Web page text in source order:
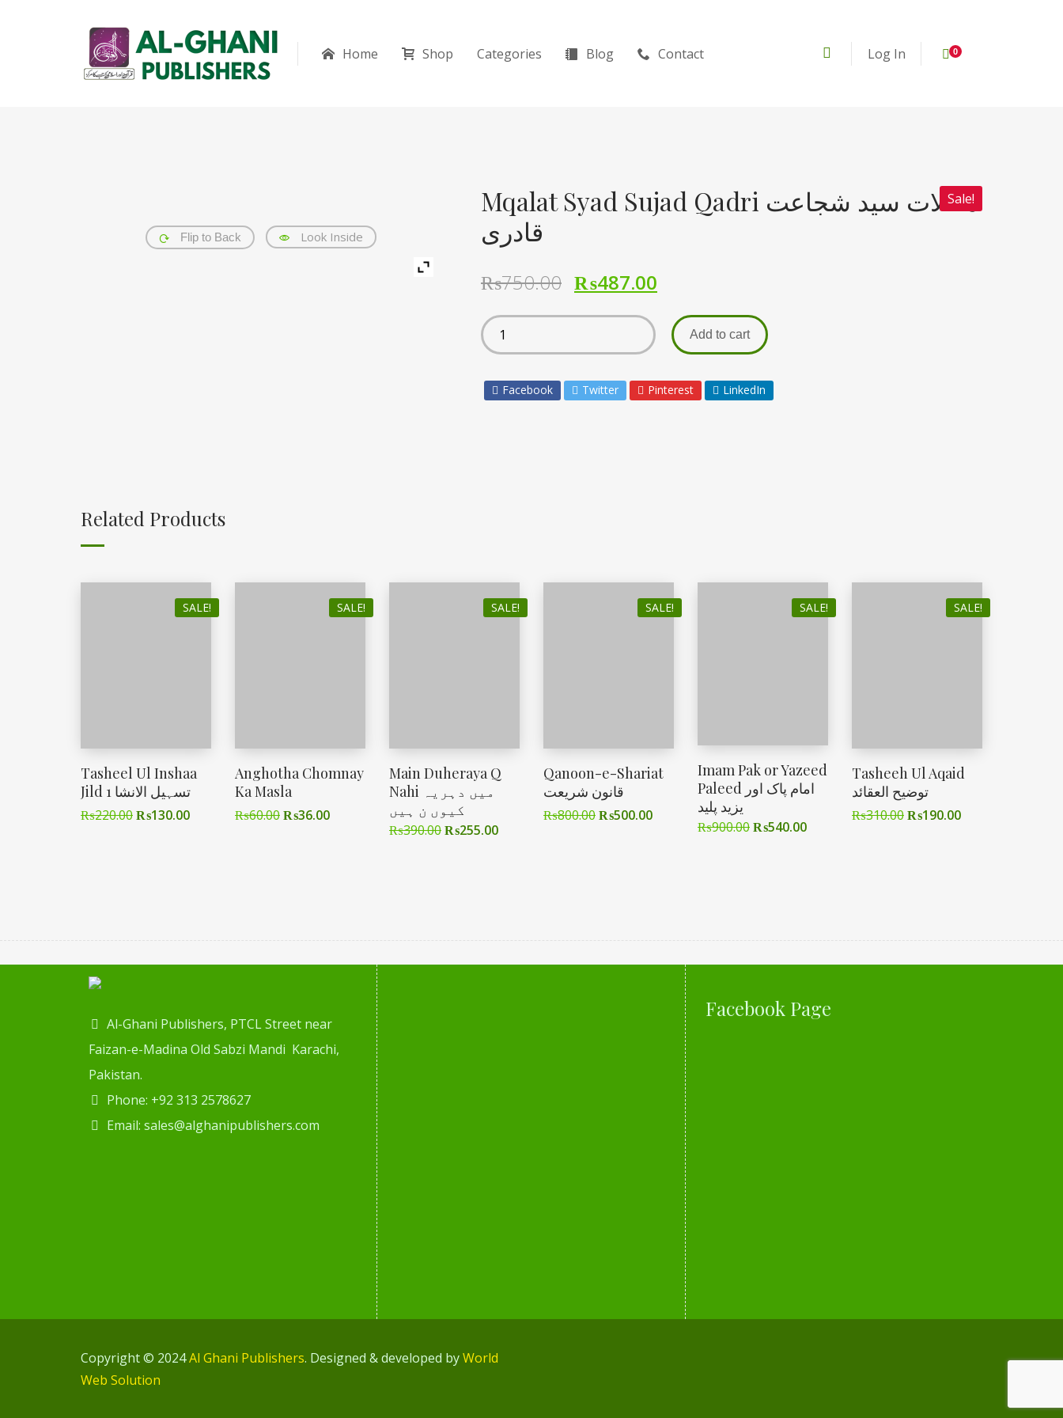
Home Shop Categories Blog Contact Log In 0
Flip to Back Look Inside
Sale!
Mqalat Syad Sujad Qadri مقالات سید شجاعت
قادری
₨750.00 ₨487.00
Add to cart
Facebook Twitter Pinterest LinkedIn
Related Products
SALE!
Tasheel Ul Inshaa
Jild 1 تسہیل الانشا
₨220.00₨130.00
SALE!
Anghotha Chomnay
Ka Masla
₨60.00₨36.00
SALE!
Main Duheraya Q
Nahi میں دہریہ
کیوں ن ہیں
₨390.00₨255.00
SALE!
Qanoon-e-Shariat
قانون شریعت
₨800.00₨500.00
SALE!
Imam Pak or Yazeed
Paleed امام پاک اور
یزید پلید
₨900.00₨540.00
SALE!
Tasheeh Ul Aqaid
توضیح العقائد
₨310.00₨190.00
Al-Ghani Publishers, PTCL Street near
Faizan-e-Madina Old Sabzi Mandi Karachi,
Pakistan.
Phone: +92 313 2578627
Email: sales@alghanipublishers.com
Facebook Page
Copyright © 2024Al Ghani Publishers. Designed & developed byWorld
Web Solution